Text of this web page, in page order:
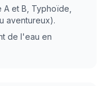
A et B, Typhoïde,
aventureux).
de l'eau en